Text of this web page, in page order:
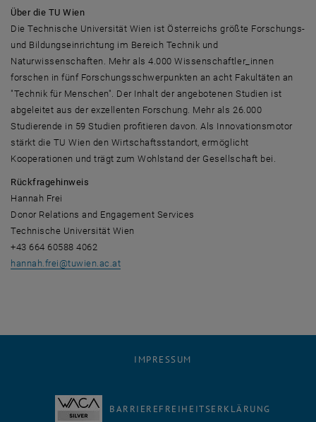
Über die TU Wien
Die Technische Universität Wien ist Österreichs größte Forschungs-
und Bildungseinrichtung im Bereich Technik und
Naturwissenschaften. Mehr als 4.000 Wissenschaftler_innen
forschen in fünf Forschungsschwerpunkten an acht Fakultäten an
"Technik für Menschen". Der Inhalt der angebotenen Studien ist
abgeleitet aus der exzellenten Forschung. Mehr als 26.000
Studierende in 59 Studien profitieren davon. Als Innovationsmotor
stärkt die TU Wien den Wirtschaftsstandort, ermöglicht
Kooperationen und trägt zum Wohlstand der Gesellschaft bei.
Rückfragehinweis
Hannah Frei
Donor Relations and Engagement Services
Technische Universität Wien
+43 664 60588 4062
hannah.frei @tuwien.ac.at
IMPRESSUM
BARRIEREFREIHEITSERKLÄRUNG